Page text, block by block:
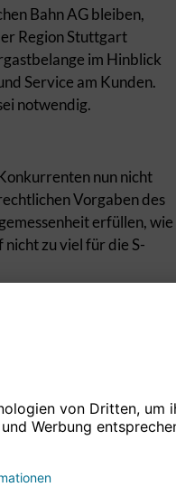
Bahn AG bleiben,
Region Stuttgart
im Hinblick
Service am Kunden.
notwendig.
nun nicht
Vorgaben des
erfüllen, wie
nicht zu viel für die S-
für den
das Niveau eines
an, das Vorgehen bei
Sollte die Region
der Vertrag
Bahn wesentliche
Zug-Kilometer-